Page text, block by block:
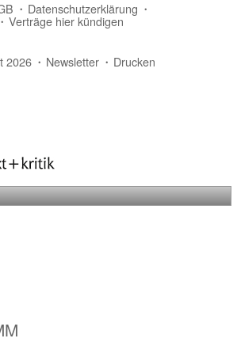
Datenschutzerklärung
Verträge hier kündigen
2026 Newsletter Drucken